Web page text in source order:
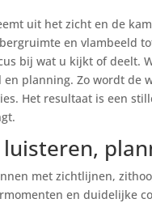
uit het zicht en de
en vlambeeld
bij wat u kijkt of deelt.
planning. Zo wordt de
Het resultaat is een
met zichtlijnen,
en duidelijke